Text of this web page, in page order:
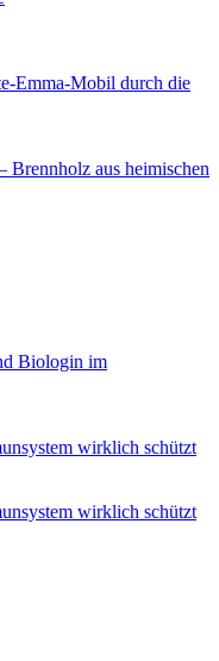
Emma-Mobil durch die
Brennholz aus heimischen
Biologin im
wirklich schützt
wirklich schützt